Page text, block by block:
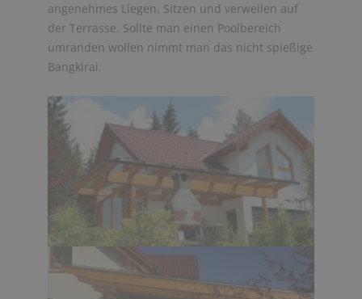
angenehmes Liegen, Sitzen und verweilen auf
der Terrasse. Sollte man einen Poolbereich
umranden wollen nimmt man das nicht spießige
Bangkirai.